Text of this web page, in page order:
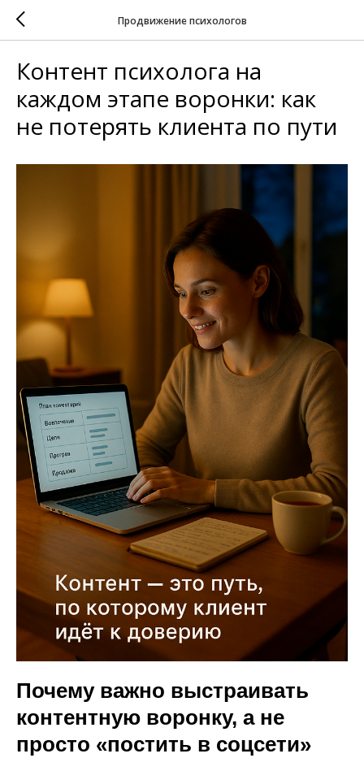
Продвижение психологов
Контент психолога на
каждом этапе воронки: как
не потерять клиента по пути
Почему важно выстраивать
контентную воронку, а не
просто «постить в соцсети»